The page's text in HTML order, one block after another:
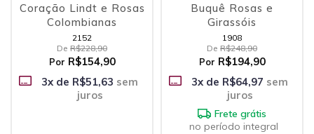
Coração Lindt e Rosas
Colombianas
2152
De R$228,90
Por R$154,90
3x de R$51,63 sem
juros
Buquê Rosas e
Girassóis
1908
De R$248,90
Por R$194,90
3x de R$64,97 sem
juros
Frete grátis
no período integral